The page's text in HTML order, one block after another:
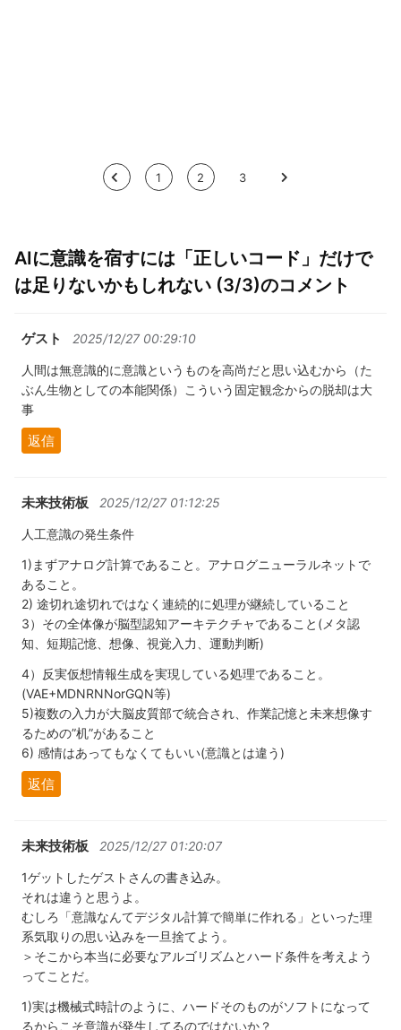
< 1 2 3 >
AIに意識を宿すには「正しいコード」だけで
は足りないかもしれない (3/3)のコメント
ゲスト 2025/12/27 00:29:10
人間は無意識的に意識というものを高尚だと思い込むから（た
ぶん生物としての本能関係）こういう固定観念からの脱却は大
事
返信
未来技術板 2025/12/27 01:12:25
人工意識の発生条件
1)まずアナログ計算であること。アナログニューラルネットで
あること。
2) 途切れ途切れではなく連続的に処理が継続していること
3）その全体像が脳型認知アーキテクチャであること(メタ認
知、短期記憶、想像、視覚入力、運動判断)
4）反実仮想情報生成を実現している処理であること。
(VAE+MDNRNNorGQN等)
5)複数の入力が大脳皮質部で統合され、作業記憶と未来想像す
るための”机”があること
6) 感情はあってもなくてもいい(意識とは違う)
返信
未来技術板 2025/12/27 01:20:07
1ゲットしたゲストさんの書き込み。
それは違うと思うよ。
むしろ「意識なんてデジタル計算で簡単に作れる」といった理
系気取りの思い込みを一旦捨てよう。
＞そこから本当に必要なアルゴリズムとハード条件を考えよう
ってことだ。
1)実は機械式時計のように、ハードそのものがソフトになって
るからこそ意識が発生してるのではないか？